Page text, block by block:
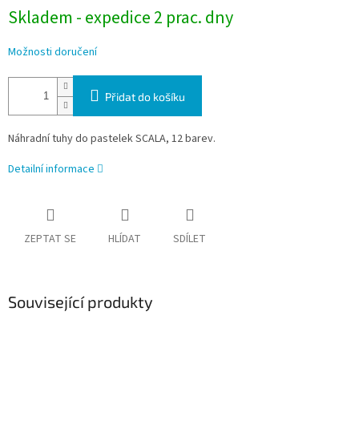
Skladem - expedice 2 prac. dny
Možnosti doručení
Přidat do košíku
Náhradní tuhy do pastelek SCALA, 12 barev.
Detailní informace
ZEPTAT SE HLÍDAT SDÍLET
Související produkty